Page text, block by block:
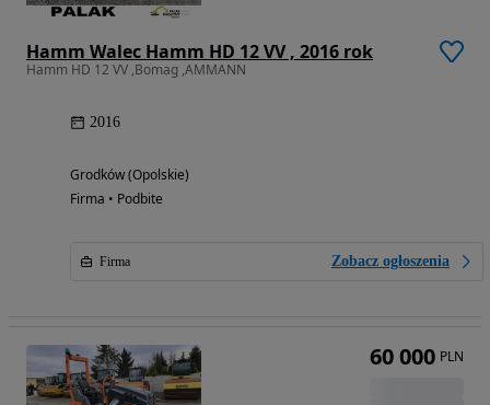
Hamm Walec Hamm HD 12 VV , 2016 rok
Hamm HD 12 VV ,Bomag ,AMMANN
2016
Grodków (Opolskie)
Firma • Podbite
Firma Zobacz ogłoszenia
60 000 PLN